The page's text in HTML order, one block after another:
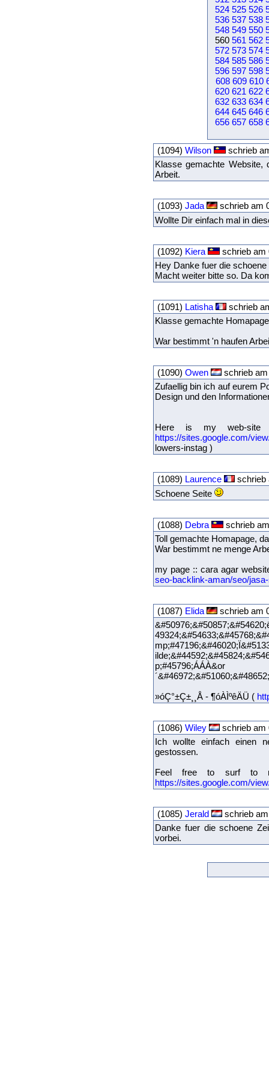
524 525 526
536 537 538
548 549 550
560 561 562
572 573 574
584 585 586
596 597 598
608 609 610
620 621 622
632 633 634
644 645 646
656 657 658
(1094) Wilson
schrieb
Klasse gemachte Website,
Arbeit.
(1093) Jada
schrieb am
Wollte Dir einfach mal in
(1092) Kiera
schrieb
Hey Danke fuer die
Macht weiter bitte so. Da
(1091) Latisha
schrieb
Klasse gemachte
War bestimmt 'n haufen
(1090) Owen
schrieb
Zufaellig bin ich auf eurem
Design und den
Here is my web-site
https://sites.google.com/
lowers-instag )
(1089) Laurence
schrieb
Schoene Seite
(1088) Debra
schrieb
Toll gemachte Homapage,
War bestimmt ne menge
my page :: cara agar
seo-backlink-aman/seo/
(1087) Elida
schrieb am
p;#45796;ÁÁÀ&or
»óÇ°±Ç±¸¸Å - ¶óÀÌºêÄÜ (
(1086) Wiley
schrieb am
Ich wollte einfach einen
gestossen.
Feel free to surf to
https://sites.google.com/
(1085) Jerald
schrieb
Danke fuer die schoene
vorbei.